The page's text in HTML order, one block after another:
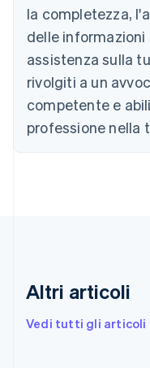
la completezza,
delle
assistenza sulla
rivolgiti a un
competente e
professione nella
Altri articoli
Vedi tutti gli articoli
Brasile
PortuguêsEnglish
Bulgaria
English
Canada
EnglishFrançais
Cina continentale
简体中文English
Cipro
English
Finlandia